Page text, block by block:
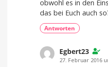
obwohl es in den
das bei Euch auch
Antworten
Egbert23
27. Februar 2016